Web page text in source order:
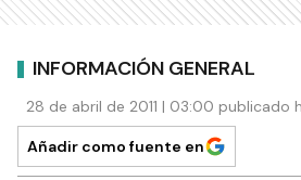
INFORMACIÓN GENERAL
28 de abril de 2011 | 03:00 publicado
Añadir como fuente en